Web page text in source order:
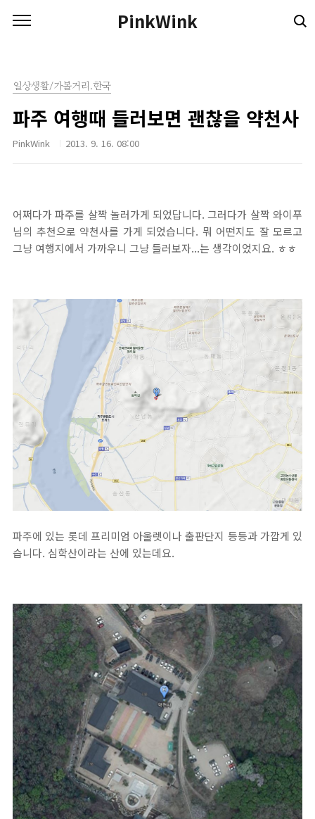
PinkWink
일상생활/가볼거리.한국
파주 여행때 들러보면 괜찮을 약천사
PinkWink 2013. 9. 16. 08:00
어쩌다가 파주를 살짝 놀러가게 되었답니다. 그러다가 살짝 와이푸
님의 추천으로 약천사를 가게 되었습니다. 뭐 어떤지도 잘 모르고
그냥 여행지에서 가까우니 그냥 들러보자...는 생각이었지요. ㅎㅎ
파주에 있는 롯데 프리미엄 아울렛이나 출판단지 등등과 가깝게 있
습니다. 심학산이라는 산에 있는데요.